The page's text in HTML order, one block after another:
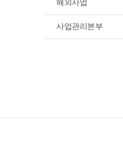
해외사업
사업관리본부